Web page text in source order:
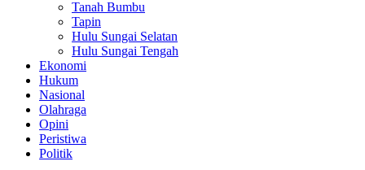
Tanah Bumbu
Tapin
Hulu Sungai Selatan
Hulu Sungai Tengah
Ekonomi
Hukum
Nasional
Olahraga
Opini
Peristiwa
Politik